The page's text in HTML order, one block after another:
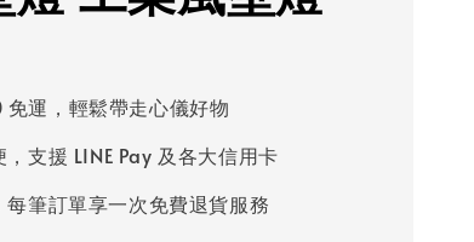
運，輕鬆帶走心儀好物
支援 LINE Pay 及各大信用卡
筆訂單享一次免費退貨服務